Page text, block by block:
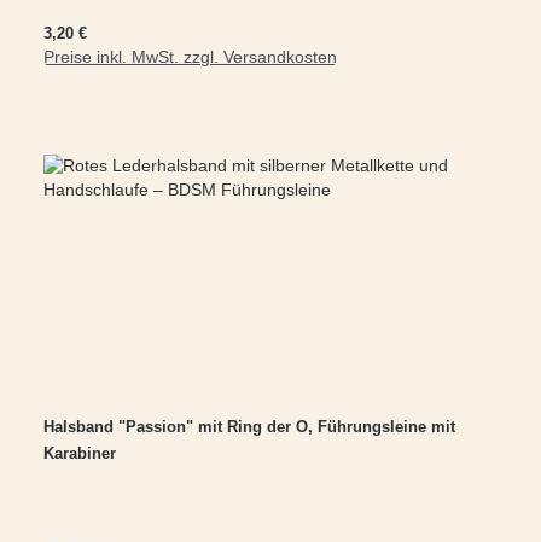
Regulärer Preis:
3,20 €
Preise inkl. MwSt. zzgl. Versandkosten
In den Warenkorb
Halsband "Passion" mit Ring der O, Führungsleine mit
Karabiner